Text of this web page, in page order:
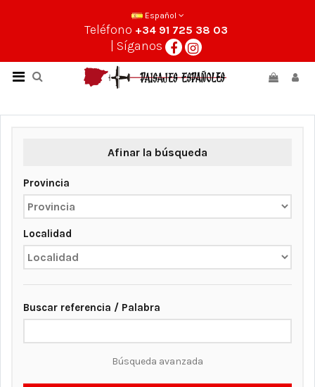
Español
Teléfono +34 91 725 38 03
| Síganos
Afinar la búsqueda
Provincia
Localidad
Buscar referencia / Palabra
Búsqueda avanzada